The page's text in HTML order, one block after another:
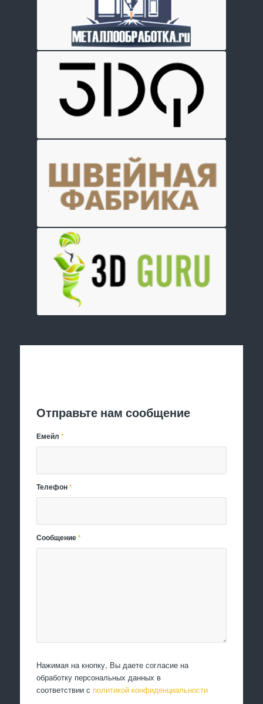
Отправьте нам сообщение
Емейл*
Телефон*
Сообщение*
Нажимая на кнопку, Вы даете согласие на
обработку персональных данных в
соответствии с политикой конфиденциальности